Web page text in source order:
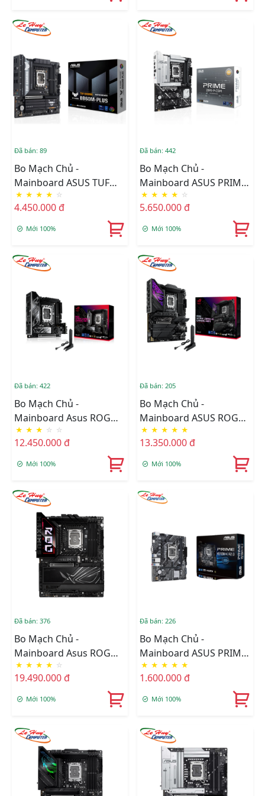
Đã bán: 89
Bo Mạch Chủ -
Mainboard ASUS TUF
GAMING B860M-PLUS
★ ★ ★ ★ ☆
4.450.000 đ
Mới 100%
Đã bán: 442
Bo Mạch Chủ -
Mainboard ASUS PRIME
Z890-P-CSM
★ ★ ★ ★ ☆
5.650.000 đ
Mới 100%
Đã bán: 422
Bo Mạch Chủ -
Mainboard Asus ROG
STRIX Z890-I GAMING
WIFI
★ ★ ★ ☆ ☆
12.450.000 đ
Mới 100%
Đã bán: 205
Bo Mạch Chủ -
Mainboard ASUS ROG
STRIX Z890-E GAMING
WIFI DDR5
★ ★ ★ ★ ★
13.350.000 đ
Mới 100%
Đã bán: 376
Bo Mạch Chủ -
Mainboard Asus ROG
MAXIMUS Z890 HERO
★ ★ ★ ★ ☆
19.490.000 đ
Mới 100%
Đã bán: 226
Bo Mạch Chủ -
Mainboard ASUS PRIME
H510M-K R2.0
★ ★ ★ ★ ★
1.600.000 đ
Mới 100%